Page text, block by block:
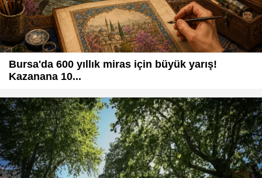
Bursa'da 600 yıllık miras için büyük yarış!
Kazanana 10...